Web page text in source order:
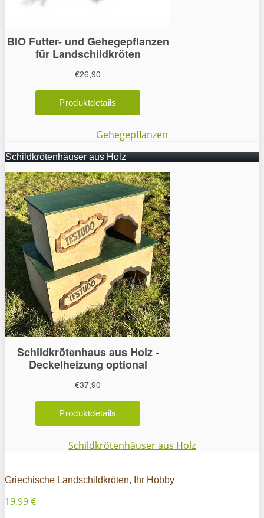
Gehegepflanzen
Schildkrötenhäuser aus Holz
Schildkrötenhäuser aus Holz
Griechische Landschildkröten, Ihr Hobby
19,99 €